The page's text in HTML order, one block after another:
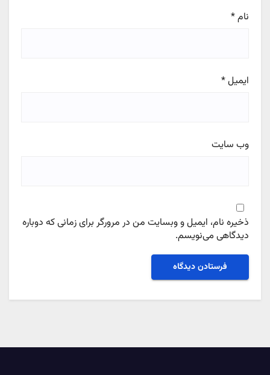
نام*
ایمیل*
وب‌ سایت
ذخیره نام، ایمیل و وبسایت من در مرورگر برای زمانی که دوباره
دیدگاهی می‌نویسم.